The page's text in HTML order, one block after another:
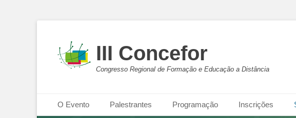
III Concefor
Congresso Regional de Formação e Educação a Distância
Menu principal
para
O Evento Palestrantes Programação Inscrições